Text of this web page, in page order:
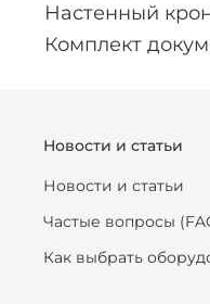
Настенный
Комплект
Новости и статьи
Новости и статьи
Частые вопросы
Как выбрать